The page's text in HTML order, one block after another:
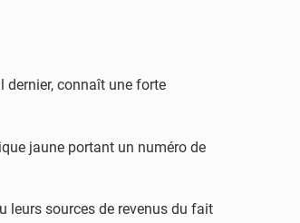
dernier, connaît une forte
jaune portant un numéro de
leurs sources de revenus du fait